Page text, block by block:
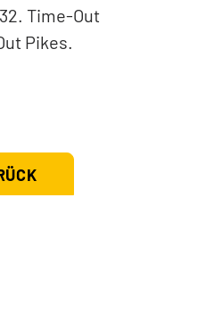
Time-Out
Pikes.